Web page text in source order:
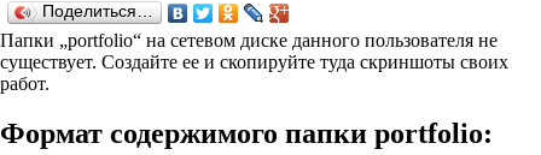
Поделиться…
Папки „port­fo­lio“ на сетевом диске данного пользователя не
существует. Создайте ее и скопируйте туда скриншоты своих
работ.
Формат содержимого папки port­fo­lio: